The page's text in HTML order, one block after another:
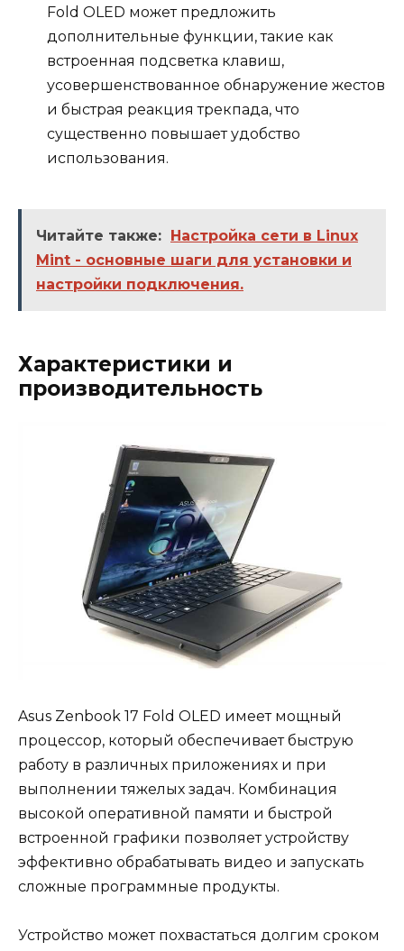
Fold OLED может предложить
дополнительные функции, такие как
встроенная подсветка клавиш,
усовершенствованное обнаружение жестов
и быстрая реакция трекпада, что
существенно повышает удобство
использования.
Читайте также: Настройка сети в Linux
Mint - основные шаги для установки и
настройки подключения.
Характеристики и
производительность
Asus Zenbook 17 Fold OLED имеет мощный
процессор, который обеспечивает быструю
работу в различных приложениях и при
выполнении тяжелых задач. Комбинация
высокой оперативной памяти и быстрой
встроенной графики позволяет устройству
эффективно обрабатывать видео и запускать
сложные программные продукты.
Устройство может похвастаться долгим сроком